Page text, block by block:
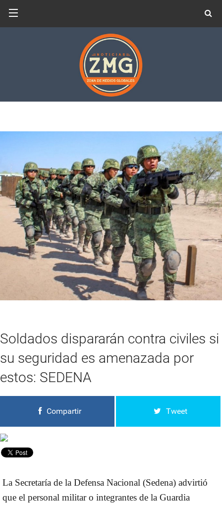
Soldados dispararán contra civiles si
su seguridad es amenazada por
estos: SEDENA
Compartir Tweet
La Secretaría de la Defensa Nacional (Sedena) advirtió
que el personal militar o integrantes de la Guardia